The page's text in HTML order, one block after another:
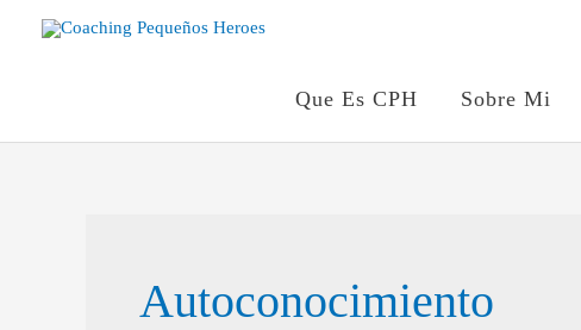
Que Es CPH Sobre Mi
Autoconocimiento